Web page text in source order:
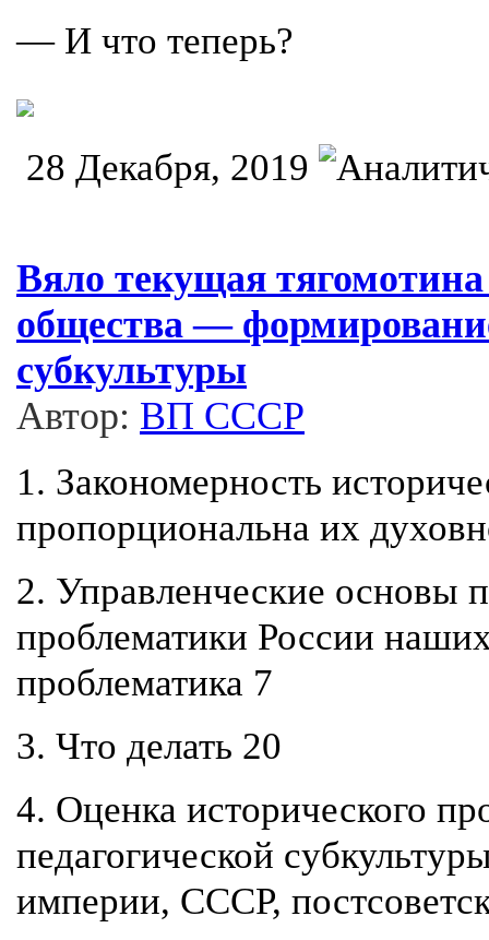
— И что теперь?
28 Декабря, 2019
Вяло текущая тягомотина
общества —
субкультуры
Автор: ВП СССР
1. Закономерность
пропорциональна их
2. Управленческие основы
проблематики России
проблематика 7
3. Что делать 20
4. Оценка исторического
педагогической
империи, СССР,